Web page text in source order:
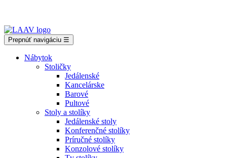
Prepnúť navigáciu ☰
Nábytok
Stoličky
Jedálenské
Kancelárske
Barové
Pultové
Stoly a stolíky
Jedálenské stoly
Konferenčné stolíky
Príručné stolíky
Konzolové stolíky